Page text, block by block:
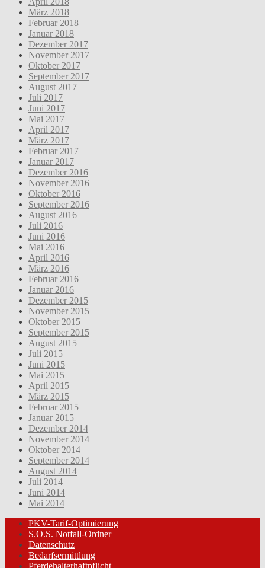
März 2018
Februar 2018
Januar 2018
Dezember 2017
November 2017
Oktober 2017
September 2017
August 2017
Juli 2017
Juni 2017
Mai 2017
April 2017
März 2017
Februar 2017
Januar 2017
Dezember 2016
November 2016
Oktober 2016
September 2016
August 2016
Juli 2016
Juni 2016
Mai 2016
April 2016
März 2016
Februar 2016
Januar 2016
Dezember 2015
November 2015
Oktober 2015
September 2015
August 2015
Juli 2015
Juni 2015
Mai 2015
April 2015
März 2015
Februar 2015
Januar 2015
Dezember 2014
November 2014
Oktober 2014
September 2014
August 2014
Juli 2014
Juni 2014
Mai 2014
PKV-Tarif-Optimierung
S.O.S. Notfall-Ordner
Datenschutz
Bedarfsermittlung
Pferdehalterhaftpflicht